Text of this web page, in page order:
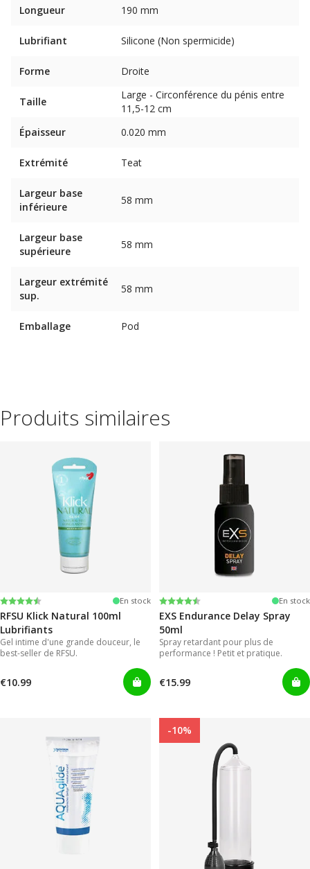
Longueur 190 mm
Lubrifiant Silicone (Non spermicide)
Forme Droite
Taille
Large - Circonférence du pénis entre
11,5-12 cm
Épaisseur
0.020 mm
Extrémité Teat
Largeur base
inférieure
58 mm
Largeur base
supérieure
58 mm
Largeur extrémité
sup.
58 mm
Emballage Pod
Produits similaires
Note:
4.4 sur 5 étoiles En stock
RFSU Klick Natural 100ml
Lubrifiants
Gel intime d'une grande douceur, le
best-seller de RFSU.
€10.99
Note:
4.2 sur 5 étoiles En stock
EXS Endurance Delay Spray
50ml
Spray retardant pour plus de
performance ! Petit et pratique.
€15.99
-10%